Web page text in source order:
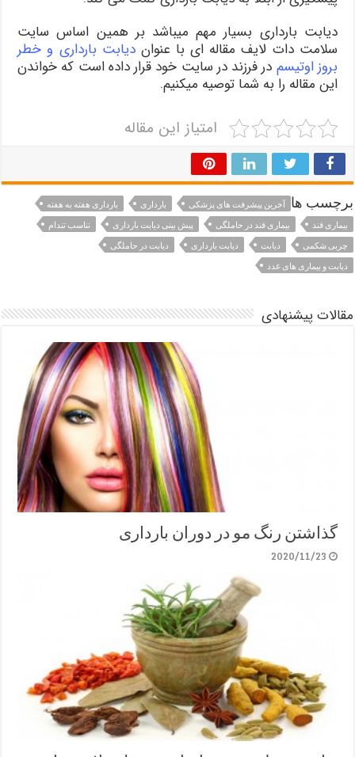
دیابت بارداری بسیار مهم میباشد بر همین اساس سایت
سلامت دات لایف مقاله ای با عنواندیابت بارداری و خطر
بروز اوتیسم در فرزند در سایت خود قرار داده است که خواندن
این مقاله را به شما توصیه میکنیم.
امتیاز این مقاله
برچسب ها آخرین پیشرفت های پزشکی بارداری
بارداری هفته به هفته
بیماری قند
بیماری قند در حاملگی پیش بینی دیابت بارداری
تناسب تندام
چربی شکمی
دیابت دیابت بارداری
دیابت در حاملگی
دیابت و بیماری های غدد
مقالات پیشنهادی
گذاشتن رنگ مو در دوران بارداری
2020/11/23